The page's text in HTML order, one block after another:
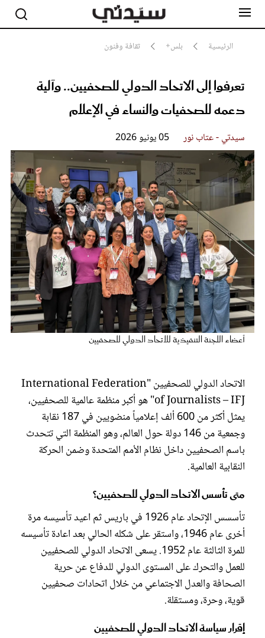
الرئيسية بلس+ ثقافة وفنون
تعرفوا إلى الاتحاد الدولي للصحفيين.. وآلية
دعمه للصحفيات والنساء في الإعلام
سيدتي - عتاب نور 05 يونيو 2026
أعضاء اللجنة التنفيذية للاتحاد الدولي للصحفيين
الاتحاد الدولي للصحفيين "International Federation
of Journalists – IFJ" هو أكبر منظمة عالمية للصحفيين،
يمثل أكثر من 600 ألف إعلامياً منضويين في 187 نقابة
وجمعية من 146 دولة حول العالم، وهو المنظمة التي تتحدث
باسم الصحفيين داخل نظام الأمم المتحدة وضمن الحركة
النقابية العالمية.
متى تأسس الاتحاد الدولي للصحفيين؟
تأسسس الإتحاد عام 1926 في باريس ثم اعيد تأسيسه مرة
أخرى عام 1946، واستقر على شكله الحالي بعد اعادة تأسيسه
للمرة الثالثة عام 1952. يسعى الاتحاد الدولي للصحفيين
للعمل والتحرك على المستوى الدولي للدفاع عن حرية
الصحافة والعدل الاجتماعي من خلال اتحادات صحفيين
قوية، وحرة، ومستقلة.
إقرار سياسة الاتحاد الدولي للصحفيين
مشاهير
جمال
سيدتي وطفلك
لايف ستايل
بلس+
فيديو
مطبخ سيدتي
مقالات الرأي
ستايل
تقارير
عروس سيدتي
مجلة سيدتي